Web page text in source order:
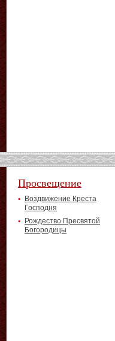
Просвещение
Воздвижение Креста
Господня
Рождество Пресвятой
Богородицы